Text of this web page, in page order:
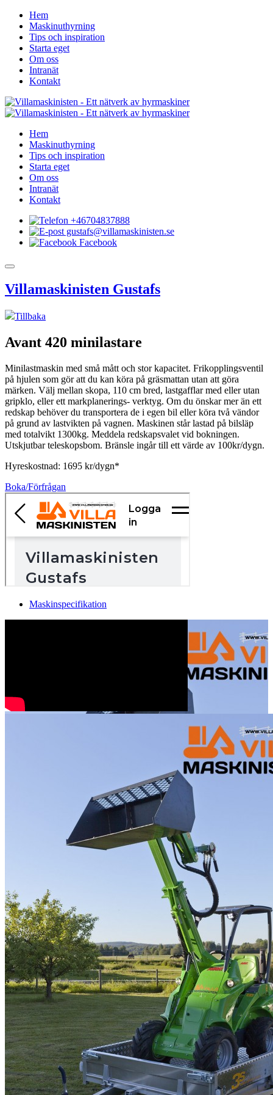
Hem
Maskinuthyrning
Tips och inspiration
Starta eget
Om oss
Intranät
Kontakt
Hem
Maskinuthyrning
Tips och inspiration
Starta eget
Om oss
Intranät
Kontakt
+46704837888
gustafs@villamaskinisten.se
Facebook
Villamaskinisten Gustafs
Tillbaka
Avant 420 minilastare
Minilastmaskin med små mått och stor kapacitet. Frikopplingsventil
på hjulen som gör att du kan köra på gräsmattan utan att göra
märken. Välj mellan skopa, 110 cm bred, lastgafflar med eller utan
gripklo, eller ett markplanerings- verktyg. Om du önskar mer än ett
redskap behöver du transportera de i egen bil eller köra två vändor
på grund av lastvikten på vagnen. Maskinen står lastad på bilsläp
med totalvikt 1300kg. Meddela redskapsvalet vid bokningen.
Utskjutbar teleskopsbom. Bränsle ingår till ett värde av 100kr/dygn.
Hyreskostnad: 1695 kr/dygn*
Boka/Förfrågan
Maskinspecifikation